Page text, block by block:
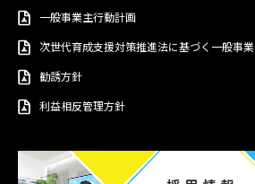
一般事業主行動計画
次世代育成支援対策推進法に基づく一般事
勧誘方針
利益相反管理方針